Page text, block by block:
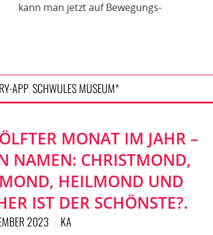
kann man jetzt auf Bewegungs-
APP,SCHWULES MUSEUM*
MONAT IM JAHR –
NAMEN: CHRISTMOND,
HEILMOND UND
IST DER SCHÖNSTE?.
2023 KA